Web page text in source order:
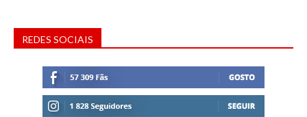
REDES SOCIAIS